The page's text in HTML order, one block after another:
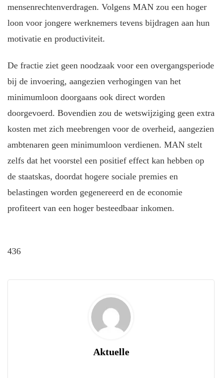
mensenrechtenverdragen. Volgens MAN zou een hoger
loon voor jongere werknemers tevens bijdragen aan hun
motivatie en productiviteit.
De fractie ziet geen noodzaak voor een overgangsperiode
bij de invoering, aangezien verhogingen van het
minimumloon doorgaans ook direct worden
doorgevoerd. Bovendien zou de wetswijziging geen extra
kosten met zich meebrengen voor de overheid, aangezien
ambtenaren geen minimumloon verdienen. MAN stelt
zelfs dat het voorstel een positief effect kan hebben op
de staatskas, doordat hogere sociale premies en
belastingen worden gegenereerd en de economie
profiteert van een hoger besteedbaar inkomen.
436
Aktuelle